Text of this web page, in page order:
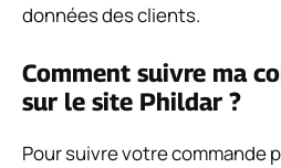
données des clients.
Comment suivre ma
sur le site Phildar ?
Pour suivre votre commande